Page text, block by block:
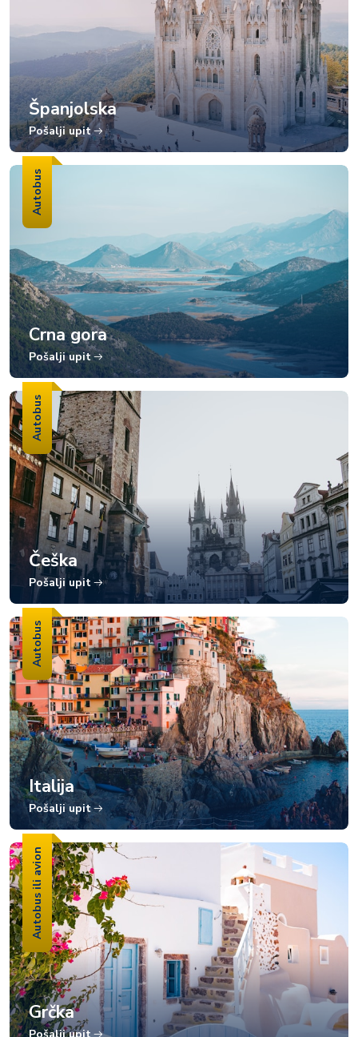
Španjolska
Pošalji upit
Autobus
Crna gora
Pošalji upit
Autobus
Češka
Pošalji upit
Autobus
Italija
Pošalji upit
Autobus ili avion
Grčka